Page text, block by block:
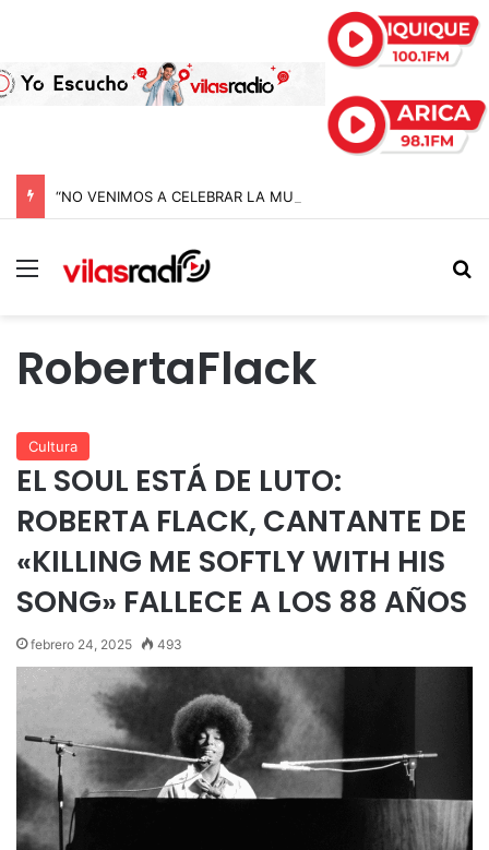
Menú
RobertaFlack
Cultura
EL SOUL ESTÁ DE LUTO:
ROBERTA FLACK, CANTANTE DE
«KILLING ME SOFTLY WITH HIS
SONG» FALLECE A LOS 88 AÑOS
febrero 24, 2025 493